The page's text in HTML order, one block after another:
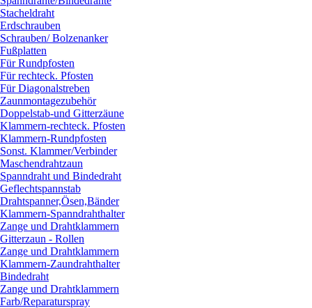
Stacheldraht
Erdschrauben
Schrauben/Bolzenanker
Fußplatten
Für Rundpfosten
Für rechteck. Pfosten
Für Diagonalstreben
Zaunmontagezubehör
Doppelstab-und Gitterzäune
Klammern-rechteck. Pfosten
Klammern-Rundpfosten
Sonst. Klammer/Verbinder
Maschendrahtzaun
Spanndraht und Bindedraht
Geflechtspannstab
Drahtspanner,Ösen,Bänder
Klammern-Spanndrahthalter
Zange und Drahtklammern
Gitterzaun - Rollen
Zange und Drahtklammern
Klammern-Zaundrahthalter
Bindedraht
Zange und Drahtklammern
Farb/Reparaturspray